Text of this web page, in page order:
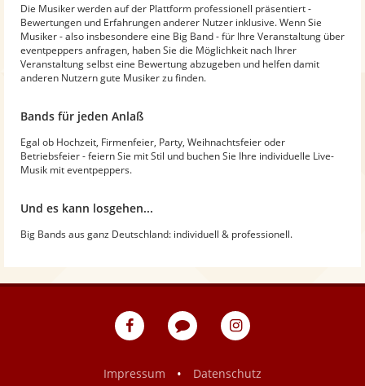
Die Musiker werden auf der Plattform professionell präsentiert -
Bewertungen und Erfahrungen anderer Nutzer inklusive. Wenn Sie
Musiker - also insbesondere eine Big Band - für Ihre Veranstaltung über
eventpeppers anfragen, haben Sie die Möglichkeit nach Ihrer
Veranstaltung selbst eine Bewertung abzugeben und helfen damit
anderen Nutzern gute Musiker zu finden.
Bands für jeden Anlaß
Egal ob Hochzeit, Firmenfeier, Party, Weihnachtsfeier oder
Betriebsfeier - feiern Sie mit Stil und buchen Sie Ihre individuelle Live-
Musik mit eventpeppers.
Und es kann losgehen...
Big Bands aus ganz Deutschland: individuell & professionell.
eventpeppers
Blog
eventpeppers
Impressum
• Datenschutz